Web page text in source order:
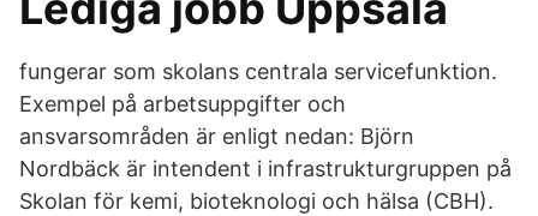
fungerar som skolans centrala servicefunktion.
Exempel på arbetsuppgifter och
ansvarsområden är enligt nedan: Björn
Nordbäck är intendent i infrastrukturgruppen på
Skolan för kemi, bioteknologi och hälsa (CBH).